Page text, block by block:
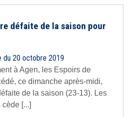
défaite de la saison pour
du 20 octobre 2019
à Agen, les Espoirs de
ce dimanche après-midi,
de la saison (23-13). Les
[...]